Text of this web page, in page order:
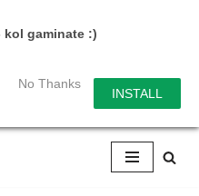
kol gaminate :)
No Thanks
INSTALL